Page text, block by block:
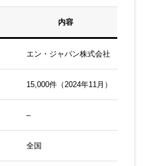
内容
エン・ジャパン株式会社
15,000件（2024年11月）
–
全国